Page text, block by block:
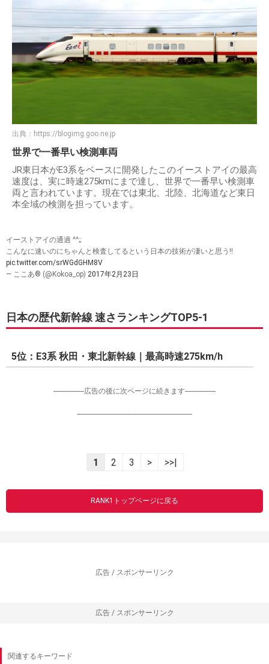
出典： https://blogimg.goo.ne.jp
世界で一番早い検測車両
JR東日本がE3系をベースに開発したこのイーストアイの最高
速度は、実に時速275kmにまで達し、世界で一番早い検測車
両と言われています。現在では東北、北陸、北海道など東日
本全域の検測を担っています。
イーストアイの通過 ^^;;
こんなに速いのにちゃんと検査してるという日本の技術が凄いと思う‼︎
pic.twitter.com/srWGdGHM8V
— ここあ® (@Kokoa_op) 2017年2月23日
日本の歴代新幹線 速さランキングTOP5-1
5位：E3系 秋田・東北新幹線｜最高時速275km/h
-----------------広告の後に次ページに続きます-----------------
----------------------------------------------------------------
1 2 3 > >>|
RANK1トップページに戻る
広告 / スポンサーリンク
広告 / スポンサーリンク
関連するキーワード